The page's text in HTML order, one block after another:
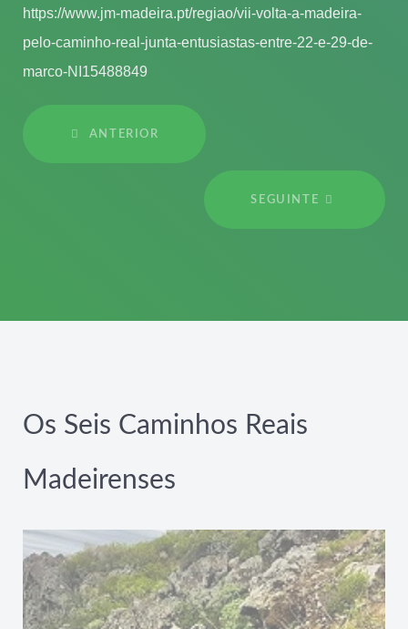
https://www.jm-madeira.pt/regiao/vii-volta-a-madeira-
pelo-caminho-real-junta-entusiastas-entre-22-e-29-de-
marco-NI15488849
ANTERIOR
SEGUINTE
Os Seis Caminhos Reais
Madeirenses